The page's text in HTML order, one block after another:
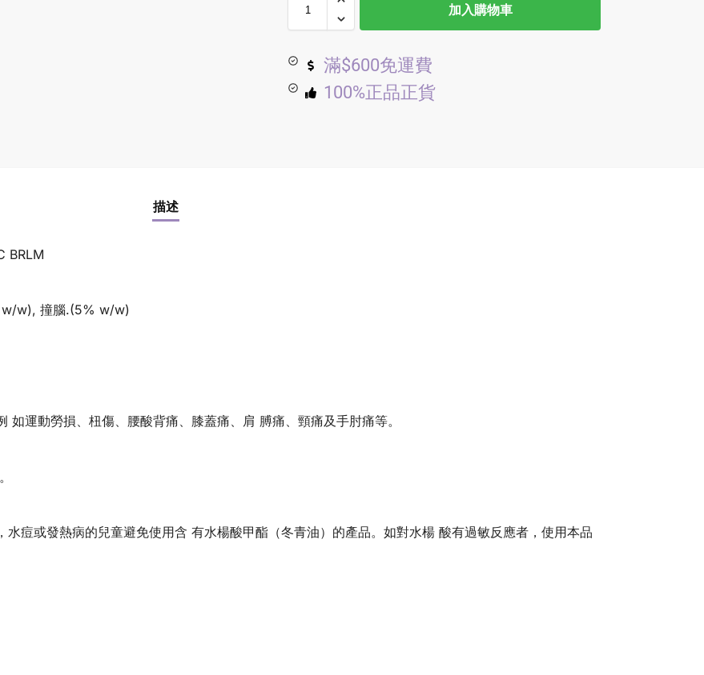
加入購物車
滿$600免運費
100%正品正貨
描述
BRLM
w/w), 撞腦.(5% w/w)
運動勞損、杻傷、腰酸背痛、膝蓋痛、肩 膊痛、頸痛及手肘痛等。
痘或發熱病的兒童避免使用含 有水楊酸甲酯（冬青油）的產品。如對水楊 酸有過敏反應者，使用本品